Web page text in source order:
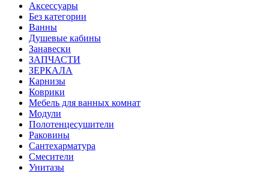
Аксессуары
Без категории
Ванны
Душевые кабины
Занавески
ЗАПЧАСТИ
ЗЕРКАЛА
Карнизы
Коврики
Мебель для ванных комнат
Модули
Полотенцесушители
Раковины
Сантехарматура
Смесители
Унитазы